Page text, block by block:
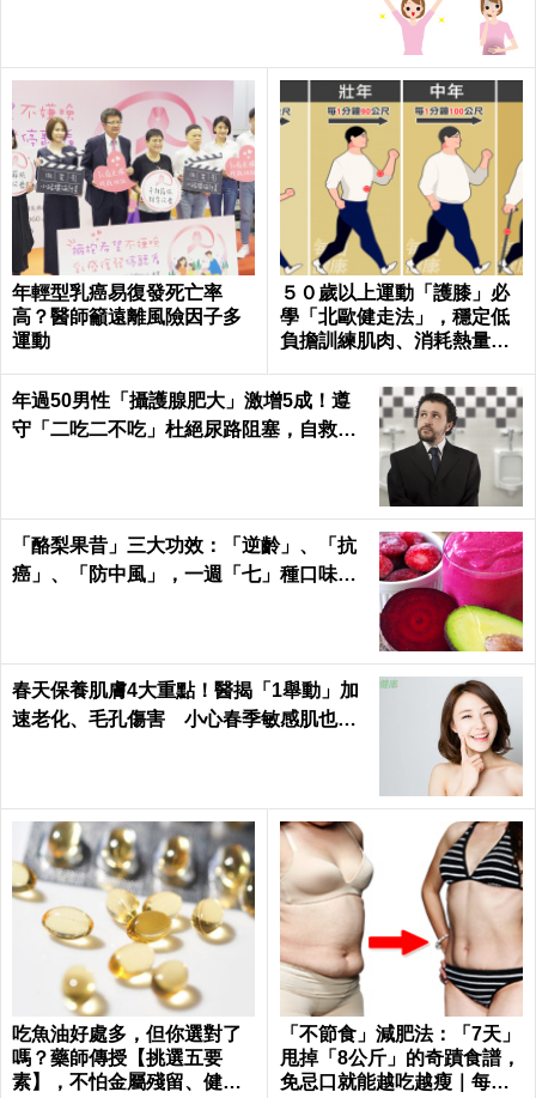
年輕型乳癌易復發死亡率
高？醫師籲遠離風險因子多
運動
５０歲以上運動「護膝」必
學「北歐健走法」，穩定低
負擔訓練肌肉、消耗熱量｜
年過50男性「攝護腺肥大」激增5成！遵
守「二吃二不吃」杜絕尿路阻塞，自救下
「酪梨果昔」三大功效：「逆齡」、「抗
癌」、「防中風」，一週「七」種口味，
春天保養肌膚4大重點！醫揭「1舉動」加
速老化、毛孔傷害 小心春季敏感肌也易
吃魚油好處多，但你選對了
嗎？藥師傳授【挑選五要
素】，不怕金屬殘留、健康
「不節食」減肥法：「7天」
甩掉「8公斤」的奇蹟食譜，
免忌口就能越吃越瘦｜每日